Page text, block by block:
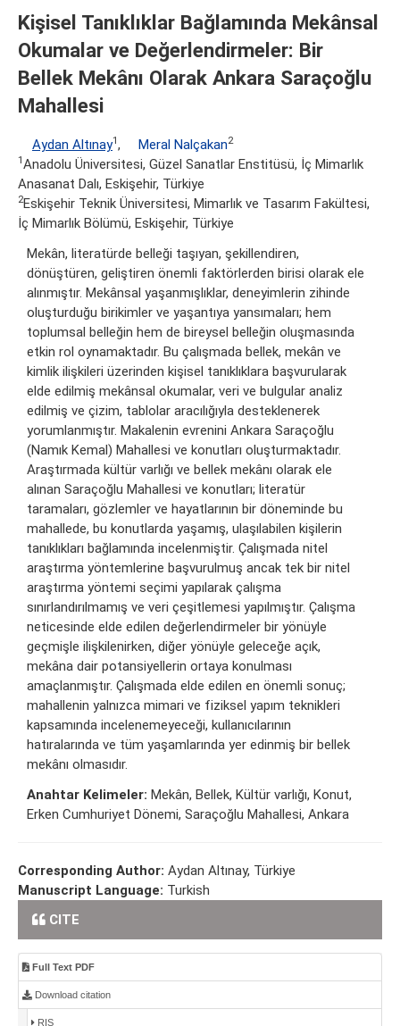
Kişisel Tanıklıklar Bağlamında Mekânsal
Okumalar ve Değerlendirmeler: Bir
Bellek Mekânı Olarak Ankara Saraçoğlu
Mahallesi
Aydan Altınay1 , Meral Nalçakan2
1 Anadolu Üniversitesi, Güzel Sanatlar Enstitüsü, İç Mimarlık
Anasanat Dalı, Eskişehir, Türkiye
2Eskişehir Teknik Üniversitesi, Mimarlık ve Tasarım Fakültesi,
İç Mimarlık Bölümü, Eskişehir, Türkiye
Mekân, literatürde belleği taşıyan, şekillendiren,
dönüştüren, geliştiren önemli faktörlerden birisi olarak ele
alınmıştır. Mekânsal yaşanmışlıklar, deneyimlerin zihinde
oluşturduğu birikimler ve yaşantıya yansımaları; hem
toplumsal belleğin hem de bireysel belleğin oluşmasında
etkin rol oynamaktadır. Bu çalışmada bellek, mekân ve
kimlik ilişkileri üzerinden kişisel tanıklıklara başvurularak
elde edilmiş mekânsal okumalar, veri ve bulgular analiz
edilmiş ve çizim, tablolar aracılığıyla desteklenerek
yorumlanmıştır. Makalenin evrenini Ankara Saraçoğlu
(Namık Kemal) Mahallesi ve konutları oluşturmaktadır.
Araştırmada kültür varlığı ve bellek mekânı olarak ele
alınan Saraçoğlu Mahallesi ve konutları; literatür
taramaları, gözlemler ve hayatlarının bir döneminde bu
mahallede, bu konutlarda yaşamış, ulaşılabilen kişilerin
tanıklıkları bağlamında incelenmiştir. Çalışmada nitel
araştırma yöntemlerine başvurulmuş ancak tek bir nitel
araştırma yöntemi seçimi yapılarak çalışma
sınırlandırılmamış ve veri çeşitlemesi yapılmıştır. Çalışma
neticesinde elde edilen değerlendirmeler bir yönüyle
geçmişle ilişkilenirken, diğer yönüyle geleceğe açık,
mekâna dair potansiyellerin ortaya konulması
amaçlanmıştır. Çalışmada elde edilen en önemli sonuç;
mahallenin yalnızca mimari ve fiziksel yapım teknikleri
kapsamında incelenemeyeceği, kullanıcılarının
hatıralarında ve tüm yaşamlarında yer edinmiş bir bellek
mekânı olmasıdır.
Anahtar Kelimeler: Mekân, Bellek, Kültür varlığı, Konut,
Erken Cumhuriyet Dönemi, Saraçoğlu Mahallesi, Ankara
Corresponding Author: Aydan Altınay, Türkiye
Manuscript Language: Turkish
CITE
Full Text PDF
Download citation
RIS